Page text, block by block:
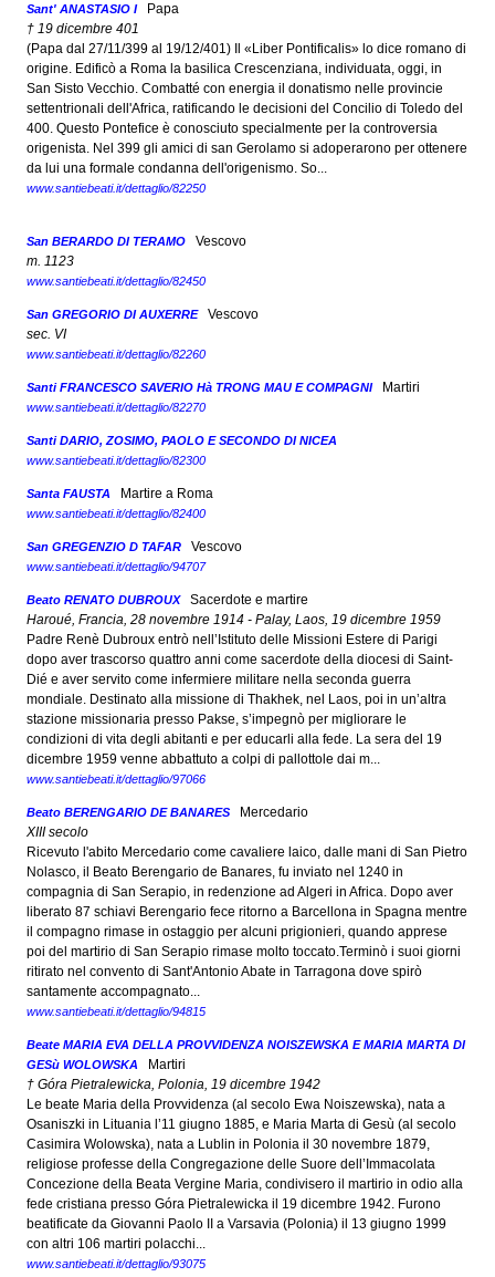
Sant' ANASTASIO IPapa
† 19 dicembre 401
(Papa dal 27/11/399 al 19/12/401) Il «Liber Pontificalis» lo dice romano di
origine. Edificò a Roma la basilica Crescenziana, individuata, oggi, in
San Sisto Vecchio. Combatté con energia il donatismo nelle provincie
settentrionali dell'Africa, ratificando le decisioni del Concilio di Toledo del
400. Questo Pontefice è conosciuto specialmente per la controversia
origenista. Nel 399 gli amici di san Gerolamo si adoperarono per ottenere
da lui una formale condanna dell'origenismo. So...
www.santiebeati.it/dettaglio/82250
San BERARDO DI TERAMO Vescovo
m. 1123
www.santiebeati.it/dettaglio/82450
San GREGORIO DI AUXERREVescovo
sec. VI
www.santiebeati.it/dettaglio/82260
Santi FRANCESCO SAVERIO Hà TRONG MAU E COMPAGNIMartiri
www.santiebeati.it/dettaglio/82270
Santi DARIO, ZOSIMO, PAOLO E SECONDO DI NICEA
www.santiebeati.it/dettaglio/82300
Santa FAUSTA Martire a Roma
www.santiebeati.it/dettaglio/82400
San GREGENZIO D TAFAR Vescovo
www.santiebeati.it/dettaglio/94707
Beato RENATO DUBROUXSacerdote e martire
Haroué, Francia, 28 novembre 1914 - Palay, Laos, 19 dicembre 1959
Padre Renè Dubroux entrò nell’Istituto delle Missioni Estere di Parigi
dopo aver trascorso quattro anni come sacerdote della diocesi di Saint-
Dié e aver servito come infermiere militare nella seconda guerra
mondiale. Destinato alla missione di Thakhek, nel Laos, poi in un’altra
stazione missionaria presso Pakse, s’impegnò per migliorare le
condizioni di vita degli abitanti e per educarli alla fede. La sera del 19
dicembre 1959 venne abbattuto a colpi di pallottole dai m...
www.santiebeati.it/dettaglio/97066
Beato BERENGARIO DE BANARES Mercedario
XIII secolo
Ricevuto l'abito Mercedario come cavaliere laico, dalle mani di San Pietro
Nolasco, il Beato Berengario de Banares, fu inviato nel 1240 in
compagnia di San Serapio, in redenzione ad Algeri in Africa. Dopo aver
liberato 87 schiavi Berengario fece ritorno a Barcellona in Spagna mentre
il compagno rimase in ostaggio per alcuni prigionieri, quando apprese
poi del martirio di San Serapio rimase molto toccato.Terminò i suoi giorni
ritirato nel convento di Sant'Antonio Abate in Tarragona dove spirò
santamente accompagnato...
www.santiebeati.it/dettaglio/94815
Beate MARIA EVA DELLA PROVVIDENZA NOISZEWSKA E MARIA MARTA DI
GESù WOLOWSKA
Martiri
† Góra Pietralewicka, Polonia, 19 dicembre 1942
Le beate Maria della Provvidenza (al secolo Ewa Noiszewska), nata a
Osaniszki in Lituania l’11 giugno 1885, e Maria Marta di Gesù (al secolo
Casimira Wolowska), nata a Lublin in Polonia il 30 novembre 1879,
religiose professe della Congregazione delle Suore dell’Immacolata
Concezione della Beata Vergine Maria, condivisero il martirio in odio alla
fede cristiana presso Góra Pietralewicka il 19 dicembre 1942. Furono
beatificate da Giovanni Paolo II a Varsavia (Polonia) il 13 giugno 1999
con altri 106 martiri polacchi...
www.santiebeati.it/dettaglio/93075